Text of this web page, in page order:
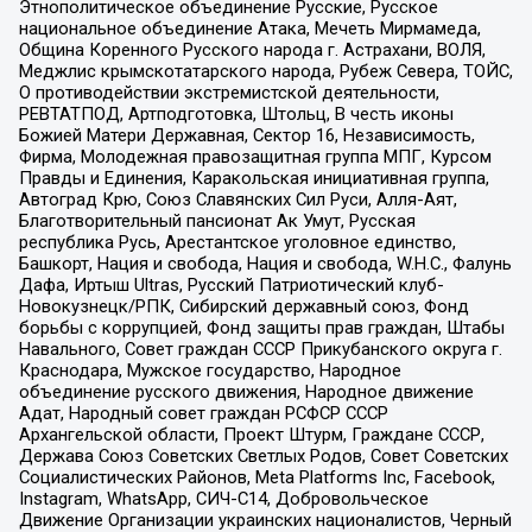
Этнополитическое объединение Русские, Русское
национальное объединение Атака, Мечеть Мирмамеда,
Община Коренного Русского народа г. Астрахани, ВОЛЯ,
Меджлис крымскотатарского народа, Рубеж Севера, ТОЙС,
О противодействии экстремистской деятельности,
РЕВТАТПОД, Артподготовка, Штольц, В честь иконы
Божией Матери Державная, Сектор 16, Независимость,
Фирма, Молодежная правозащитная группа МПГ, Курсом
Правды и Единения, Каракольская инициативная группа,
Автоград Крю, Союз Славянских Сил Руси, Алля-Аят,
Благотворительный пансионат Ак Умут, Русская
республика Русь, Арестантское уголовное единство,
Башкорт, Нация и свобода, Нация и свобода, W.H.С., Фалунь
Дафа, Иртыш Ultras, Русский Патриотический клуб-
Новокузнецк/РПК, Сибирский державный союз, Фонд
борьбы с коррупцией, Фонд защиты прав граждан, Штабы
Навального, Совет граждан СССР Прикубанского округа г.
Краснодара, Мужское государство, Народное
объединение русского движения, Народное движение
Адат, Народный совет граждан РСФСР СССР
Архангельской области, Проект Штурм, Граждане СССР,
Держава Союз Советских Светлых Родов, Совет Советских
Социалистических Районов, Meta Platforms Inc, Facebook,
Instagram, WhatsApp, СИЧ-С14, Добровольческое
Движение Организации украинских националистов, Черный